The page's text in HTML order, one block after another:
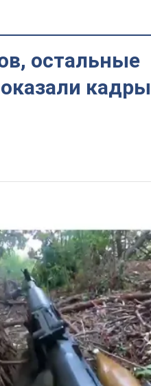
остальные
кадры